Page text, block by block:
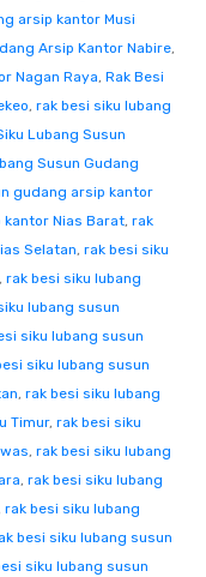
arsip kantor Musi
Arsip Kantor Nabire,
Nagan Raya, Rak Besi
, rak besi siku lubang
Lubang Susun
Susun Gudang
gudang arsip kantor
Nias Barat, rak
Selatan, rak besi siku
, rak besi siku lubang
lubang susun
siku lubang susun
siku lubang susun
, rak besi siku lubang
Timur, rak besi siku
, rak besi siku lubang
, rak besi siku lubang
rak besi siku lubang
besi siku lubang susun
siku lubang susun